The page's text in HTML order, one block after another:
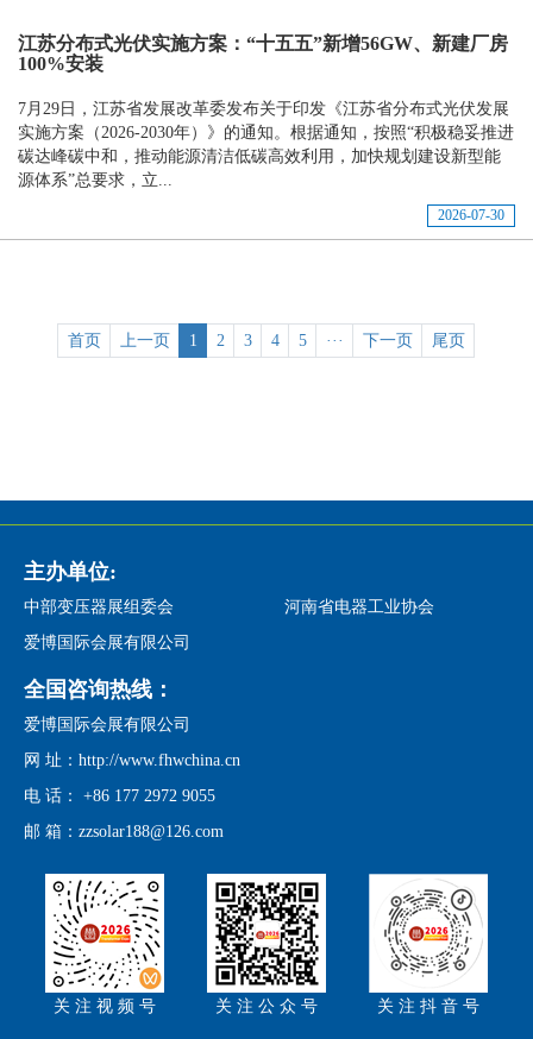
江苏分布式光伏实施方案：“十五五”新增56GW、新建厂房
100%安装
7月29日，江苏省发展改革委发布关于印发《江苏省分布式光伏发展
实施方案（2026-2030年）》的通知。根据通知，按照“积极稳妥推进
碳达峰碳中和，推动能源清洁低碳高效利用，加快规划建设新型能
源体系”总要求，立...
2026-07-30
首页 上一页 1 2 3 4 5 ··· 下一页 尾页
主办单位:
中部变压器展组委会
河南省电器工业协会
爱博国际会展有限公司
全国咨询热线：
爱博国际会展有限公司
网 址：http://www.fhwchina.cn
电 话： +86 177 2972 9055
邮 箱：zzsolar188@126.com
关 注 视 频 号 关 注 公 众 号 关 注 抖 音 号